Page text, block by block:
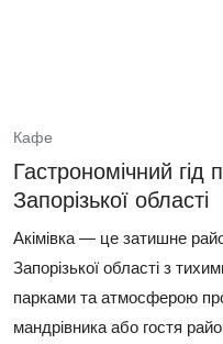
Кафе
Гастрономічний гід
Запорізької області
Акімівка — це затишне
Запорізької області з
парками та атмосферою
мандрівника або гостя